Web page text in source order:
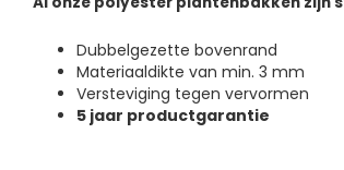
Dubbelgezette bovenrand
Materiaaldikte van min. 3 mm
Versteviging tegen vervormen
5 jaar productgarantie